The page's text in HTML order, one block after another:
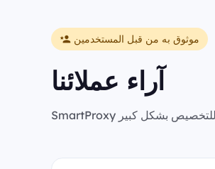
موثوق به من قبل المستخدمين
آراء عملائنا